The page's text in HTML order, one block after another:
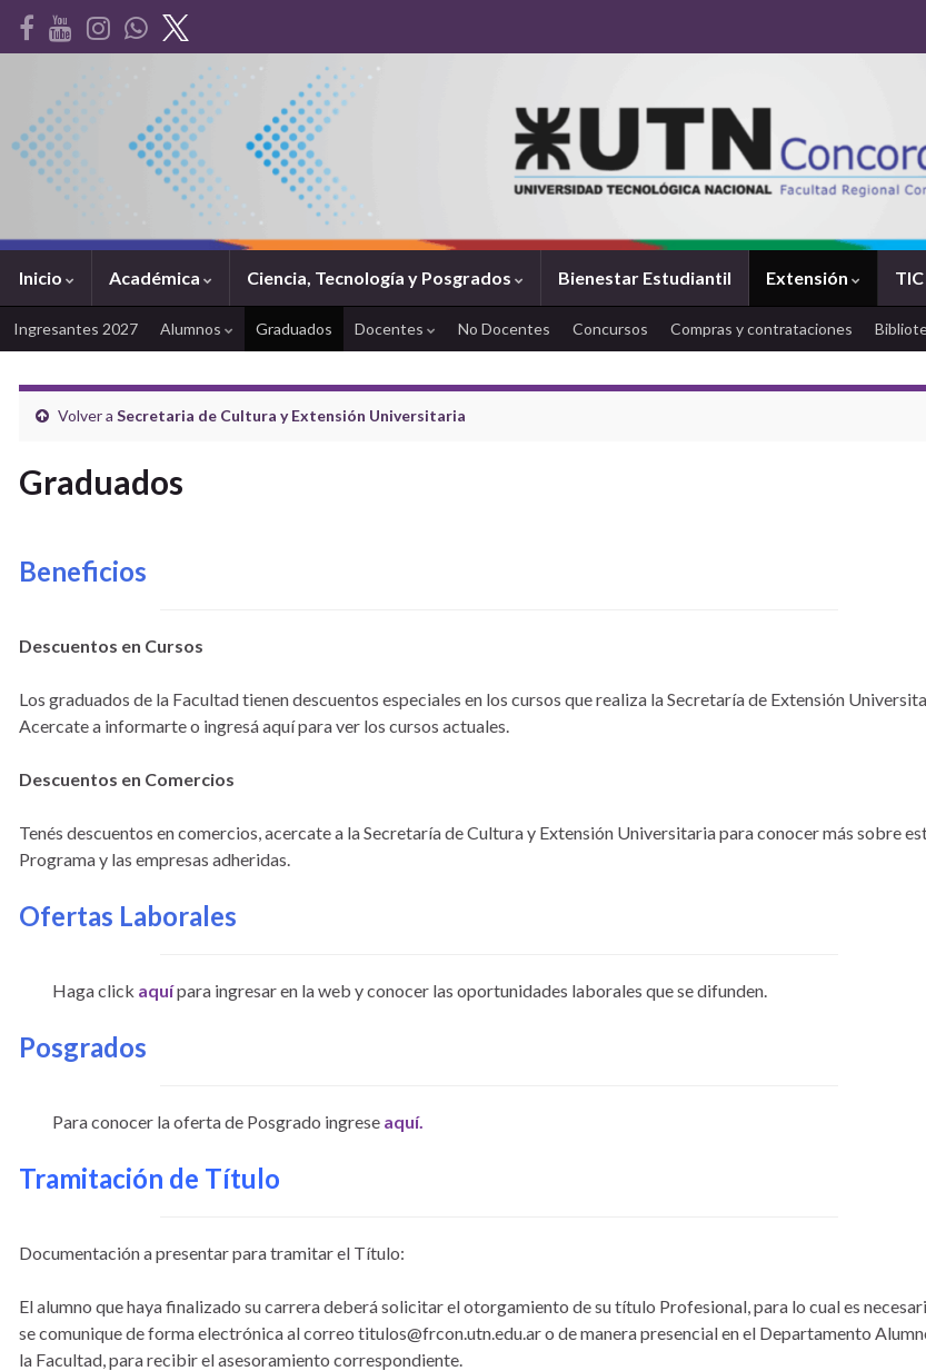
Inicio Académica Ciencia, Tecnología y Posgrados Bienestar Estudiantil Extensión TIC
Ingresantes 2027 Alumnos Graduados Docentes No Docentes Concursos Compras y contrataciones
Volver a Secretaria de Cultura y Extensión Universitaria
Graduados
Beneficios
Descuentos en Cursos
Los graduados de la Facultad tienen descuentos especiales en los cursos que realiza la Secretaría de Extensión
Acercate a informarte o ingresá aquí para ver los cursos actuales.
Descuentos en Comercios
Tenés descuentos en comercios, acercate a la Secretaría de Cultura y Extensión Universitaria para conocer más sobre
Programa y las empresas adheridas.
Ofertas Laborales
Haga click aquípara ingresar en la web y conocer las oportunidades laborales que se difunden.
Posgrados
Para conocer la oferta de Posgrado ingrese aquí.
Tramitación de Título
Documentación a presentar para tramitar el Título:
El alumno que haya finalizado su carrera deberá solicitar el otorgamiento de su título Profesional, para lo cual es
se comunique de forma electrónica al correo titulos@frcon.utn.edu.ar o de manera presencial en el Departamento
la Facultad, para recibir el asesoramiento correspondiente.